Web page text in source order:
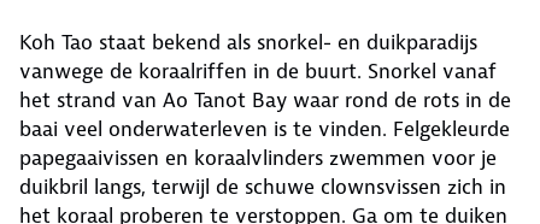
Koh Tao staat bekend als snorkel- en duikparadijs
vanwege de koraalriffen in de buurt. Snorkel vanaf
het strand van Ao Tanot Bay waar rond de rots in de
baai veel onderwaterleven is te vinden. Felgekleurde
papegaaivissen en koraalvlinders zwemmen voor je
duikbril langs, terwijl de schuwe clownsvissen zich in
het koraal proberen te verstoppen. Ga om te duiken